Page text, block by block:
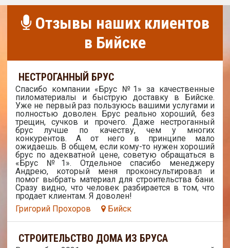
Отзывы наших клиентов
в Бийске
НЕСТРОГАННЫЙ БРУС
Спасибо компании «Брус №1» за качественные
пиломатериалы и быструю доставку в Бийске.
Уже не первый раз пользуюсь вашими услугами и
полностью доволен. Брус реально хороший, без
трещин, сучков и прочего. Даже нестроганный
брус лучше по качеству, чем у многих
конкурентов. А от него в принципе мало
ожидаешь. В общем, если кому-то нужен хороший
брус по адекватной цене, советую обращаться в
«Брус №1». Отдельное спасибо менеджеру
Андрею, который меня проконсультировал и
помог выбрать материал для строительства бани.
Сразу видно, что человек разбирается в том, что
продает клиентам. Я доволен!
Григорий Прохоров
Бийск
СТРОИТЕЛЬСТВО ДОМА ИЗ БРУСА